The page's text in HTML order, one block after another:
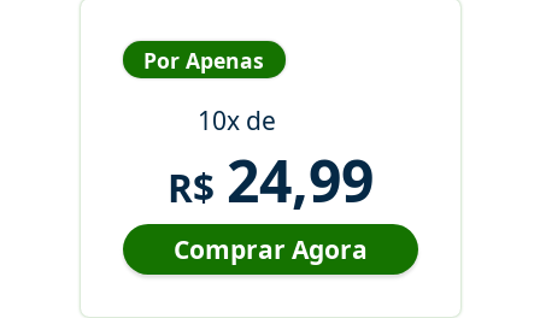
Por Apenas
10x de
R$ 24,99
Comprar Agora